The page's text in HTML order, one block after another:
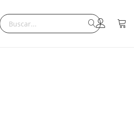
Search
Search Mi